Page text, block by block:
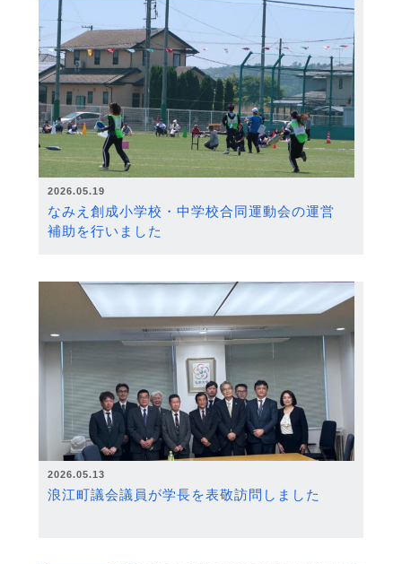
2026.05.19
なみえ創成小学校・中学校合同運動会の運営
補助を行いました
2026.05.13
浪江町議会議員が学長を表敬訪問しました